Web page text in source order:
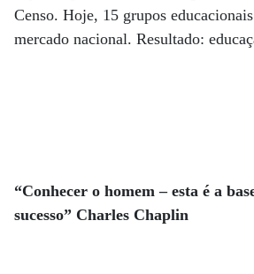
Censo. Hoje, 15 grupos
mercado nacional. Resultado:
“Conhecer o homem – esta é a
sucesso” Charles Chaplin